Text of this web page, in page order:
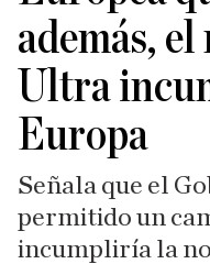
además,
Ultra
Europa
Señala que el
permitido un
incumpliría la